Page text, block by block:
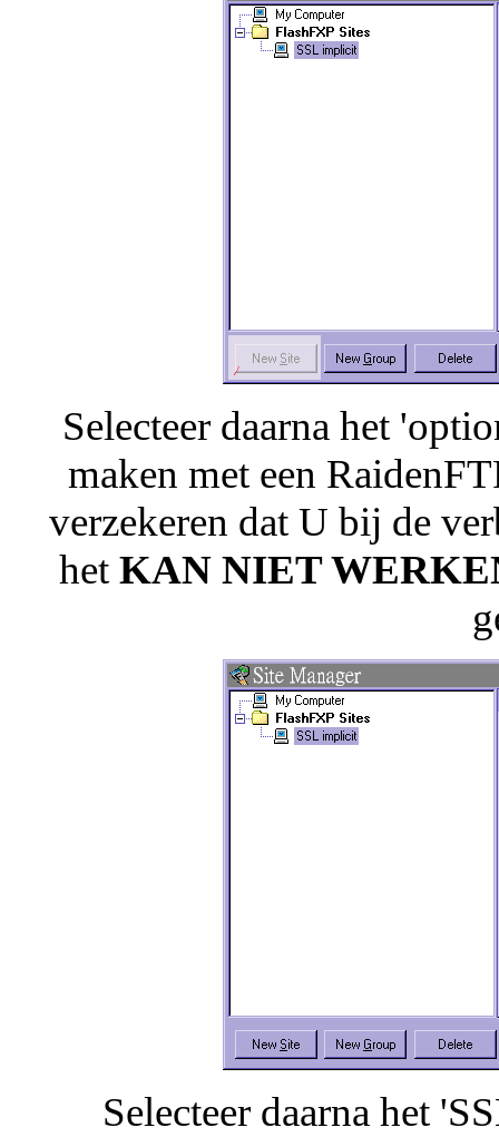
Selecteer daarna het
maken met een
verzekeren dat U bij de
het KAN NIET
Selecteer daarna het